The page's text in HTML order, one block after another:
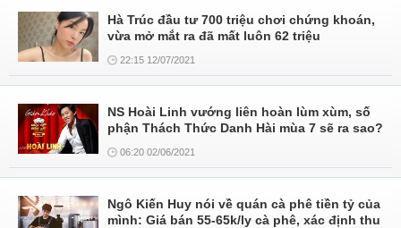
Hà Trúc đầu tư 700 triệu chơi chứng khoán,
vừa mở mắt ra đã mất luôn 62 triệu
22:15 12/07/2021
NS Hoài Linh vướng liên hoàn lùm xùm, số
phận Thách Thức Danh Hài mùa 7 sẽ ra sao?
06:20 02/06/2021
Ngô Kiến Huy nói về quán cà phê tiền tỷ của
mình: Giá bán 55-65k/ly cà phê, xác định thu